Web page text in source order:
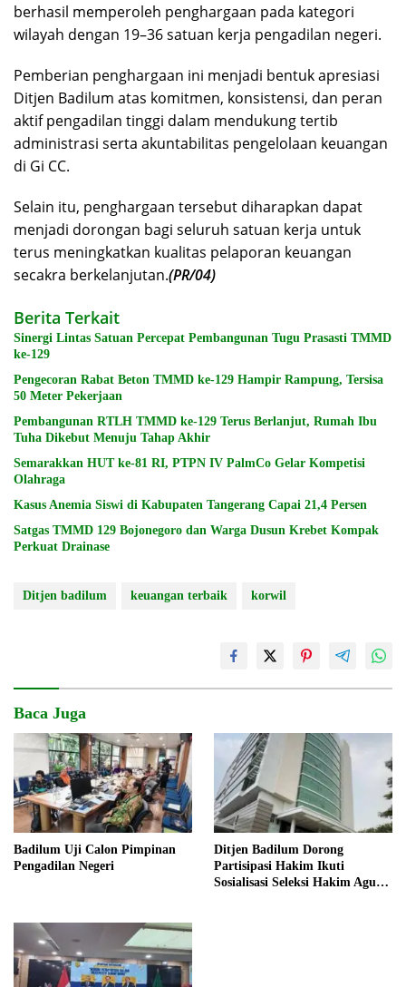
berhasil memperoleh penghargaan pada kategori
wilayah dengan 19–36 satuan kerja pengadilan negeri.
Pemberian penghargaan ini menjadi bentuk apresiasi
Ditjen Badilum atas komitmen, konsistensi, dan peran
aktif pengadilan tinggi dalam mendukung tertib
administrasi serta akuntabilitas pengelolaan keuangan
di Gi CC.
Selain itu, penghargaan tersebut diharapkan dapat
menjadi dorongan bagi seluruh satuan kerja untuk
terus meningkatkan kualitas pelaporan keuangan
secakra berkelanjutan.(PR/04)
Berita Terkait
Sinergi Lintas Satuan Percepat Pembangunan Tugu Prasasti TMMD
ke-129
Pengecoran Rabat Beton TMMD ke-129 Hampir Rampung, Tersisa
50 Meter Pekerjaan
Pembangunan RTLH TMMD ke-129 Terus Berlanjut, Rumah Ibu
Tuha Dikebut Menuju Tahap Akhir
Semarakkan HUT ke-81 RI, PTPN IV PalmCo Gelar Kompetisi
Olahraga
Kasus Anemia Siswi di Kabupaten Tangerang Capai 21,4 Persen
Satgas TMMD 129 Bojonegoro dan Warga Dusun Krebet Kompak
Perkuat Drainase
Ditjen badilum keuangan terbaik korwil
Baca Juga
Badilum Uji Calon Pimpinan
Pengadilan Negeri
Ditjen Badilum Dorong
Partisipasi Hakim Ikuti
Sosialisasi Seleksi Hakim Agung